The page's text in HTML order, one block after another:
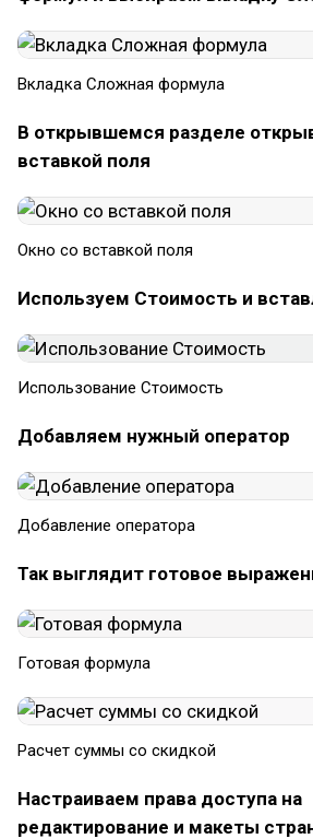
Вкладка Сложная формула
В открывшемся разделе
вставкой поля
Окно со вставкой поля
Используем Стоимость и
Использование Стоимость
Добавляем нужный оператор
Добавление оператора
Так выглядит готовое
Готовая формула
Расчет суммы со скидкой
Настраиваем права доступа на
редактирование и макеты